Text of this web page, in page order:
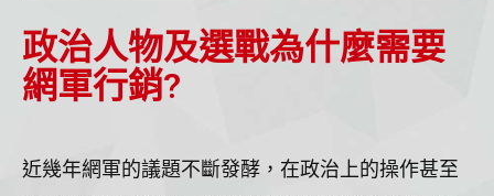
政治人物及選戰為什麼需要
網軍行銷?
近幾年網軍的議題不斷發酵，在政治上的操作甚至